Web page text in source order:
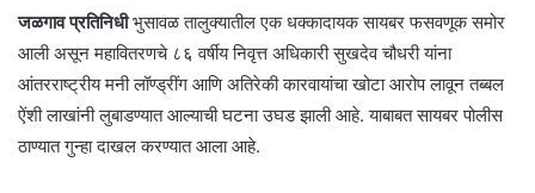
जळगाव प्रतिनिधीभुसावळ तालुक्यातील एक धक्कादायक सायबर फसवणूक समोर
आली असून महावितरणचे ८६ वर्षीय निवृत्त अधिकारी सुखदेव चौधरी यांना
आंतरराष्ट्रीय मनी लॉण्ड्रींग आणि अतिरेकी कारवायांचा खोटा आरोप लावून तब्बल
ऐंशी लाखांनी लुबाडण्यात आल्याची घटना उघड झाली आहे. याबाबत सायबर पोलीस
ठाण्यात गुन्हा दाखल करण्यात आला आहे.